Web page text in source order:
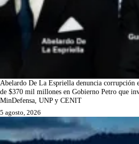
Abelardo De La Espriella denuncia corrupción
de $370 mil millones en Gobierno Petro que
MinDefensa, UNP y CENIT
5 agosto, 2026